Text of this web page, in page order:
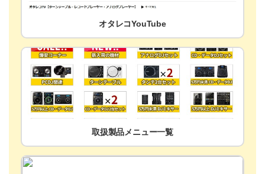
オタレコYouTube
取扱製品メニュー一覧